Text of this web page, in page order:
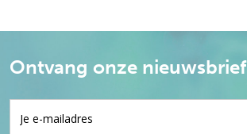
Ontvang onze nieuwsbrief